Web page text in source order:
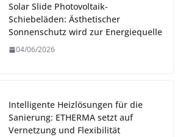
Solar Slide Photovoltaik-
Schiebeläden: Ästhetischer
Sonnenschutz wird zur Energiequelle
04/06/2026
Intelligente Heizlösungen für die
Sanierung: ETHERMA setzt auf
Vernetzung und Flexibilität